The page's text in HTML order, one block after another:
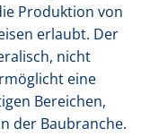
Produktion von
erlaubt. Der
nicht
eine
Bereichen,
der Baubranche.